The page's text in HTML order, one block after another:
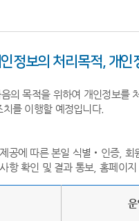
정보의 처리목적, 개인
의 목적을 위하여 개인정보
를 이행할 예정입니다.
공에 따른 본일 식별‧인증,
항 확인 및 결과 통보, 홈페이